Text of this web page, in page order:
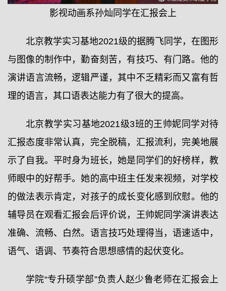
影视动画系孙灿同学在汇报会上
北京教学实习基地2021级的据腾飞同学，在图形
与图像的制作中，勤奋刻苦，有技巧、有门路。他的
演讲语言流畅，逻辑严谨，其中不乏精彩而又富有哲
理的语言，其口语表达能力有了很大的提高。
北京教学实习基地2021级3班的王帅妮同学对待
汇报态度非常认真，完全脱稿，汇报流利，完美地展
示了自我。平时身为班长，她是同学们的好榜样，教
师眼中的好帮手。她的高中班主任发来视频，对学校
的做法表示肯定，对孩子的成长变化感到欣慰。他的
辅导员在观看汇报会后评价说，王帅妮同学演讲表达
准确、流畅、白然。语言技巧处理得当，语速适中，
语气、语调、节奏符合思想感情的起伏变化。
学院“专升硕学部”负责人赵少鲁老师在汇报会上